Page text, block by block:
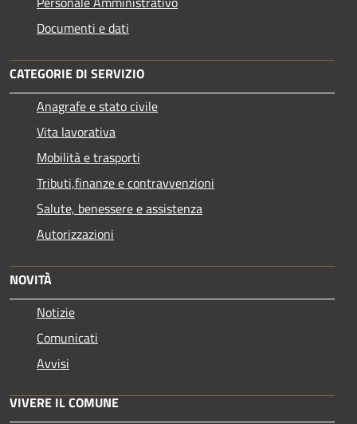
Documenti e dati
CATEGORIE DI SERVIZIO
Anagrafe e stato civile
Vita lavorativa
Mobilità e trasporti
Tributi,finanze e contravvenzioni
Salute, benessere e assistenza
Autorizzazioni
NOVITÀ
Notizie
Comunicati
Avvisi
VIVERE IL COMUNE